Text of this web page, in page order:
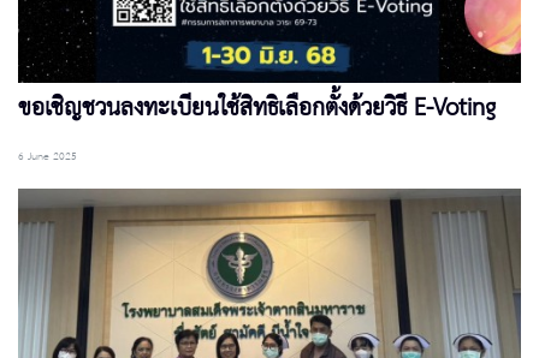
ขอเชิญชวนลงทะเบียนใช้สิทธิเลือกตั้งด้วยวิธี E-Voting
6 June 2025